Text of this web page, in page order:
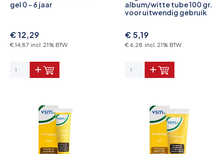
gel 0 - 6 jaar
€ 12,29
€ 14,87 incl. 21% BTW
album/witte tube 100 gr.
voor uitwendig gebruik
€ 5,19
€ 6,28 incl. 21% BTW